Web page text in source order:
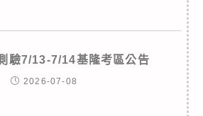
驗7/13-7/14基隆考區公告
2026-07-08